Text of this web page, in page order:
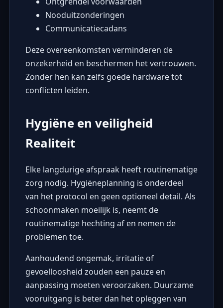
Nooduitzonderingen
Communicatiecadans
Deze overeenkomsten verminderen de
onzekerheid en beschermen het vertrouwen.
Zonder hen kan zelfs goede hardware tot
conflicten leiden.
Hygiëne en veiligheid
Realiteit
Elke langdurige afspraak heeft routinematige
zorg nodig. Hygiëneplanning is onderdeel
van het protocol en geen optioneel detail. Als
schoonmaken moeilijk is, neemt de
routinematige hechting af en nemen de
problemen toe.
Aanhoudend ongemak, irritatie of
gevoelloosheid zouden een pauze en
aanpassing moeten veroorzaken. Duurzame
vooruitgang is beter dan het opleggen van